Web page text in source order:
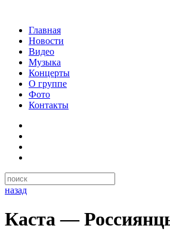
Главная
Новости
Видео
Музыка
Концерты
О группе
Фото
Контакты
назад
Каста —